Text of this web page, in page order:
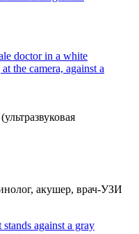
акушер, врач-УЗИ